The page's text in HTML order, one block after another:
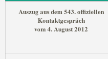
Auszug aus dem 543. offiziellen
Kontaktgespräch
vom 4. August 2012